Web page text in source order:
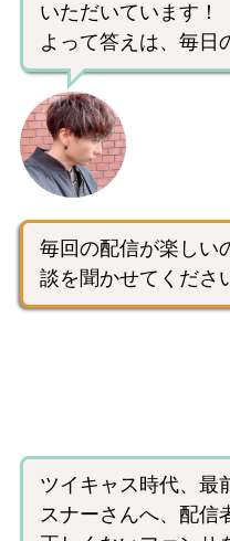
いただいています！
よって答えは、毎日
毎回の配信が楽しい
談を聞かせてくださ
ツイキャス時代、最
スナーさんへ、配信